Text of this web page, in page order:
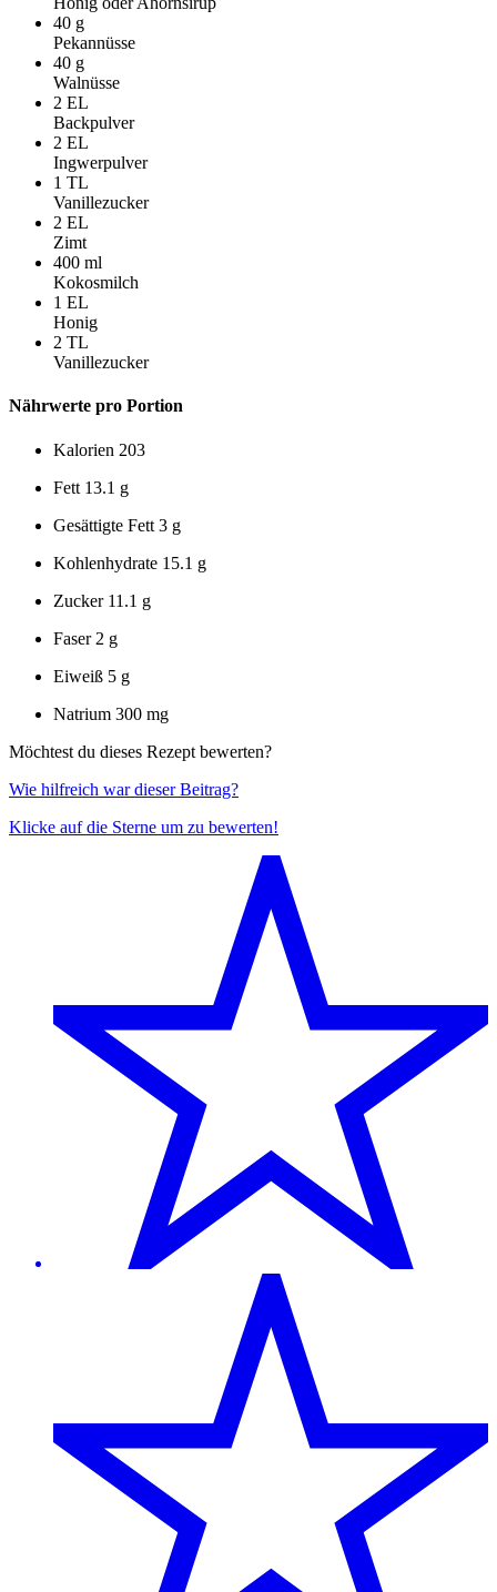
40 g
Pekannüsse
40 g
Walnüsse
2 EL
Backpulver
2 EL
Ingwerpulver
1 TL
Vanillezucker
2 EL
Zimt
400 ml
Kokosmilch
1 EL
Honig
2 TL
Vanillezucker
Nährwerte pro Portion
Kalorien 203
Fett 13.1 g
Gesättigte Fett 3 g
Kohlenhydrate 15.1 g
Zucker 11.1 g
Faser 2 g
Eiweiß 5 g
Natrium 300 mg
Möchtest du dieses Rezept bewerten?
Wie hilfreich war dieser Beitrag?
Klicke auf die Sterne um zu bewerten!